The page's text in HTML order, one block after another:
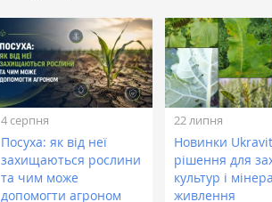
4 серпня
Посуха: як від неї
захищаються рослини
та чим може
допомогти агроном
22 липня
Новинки
рішення для
культур і
живлення